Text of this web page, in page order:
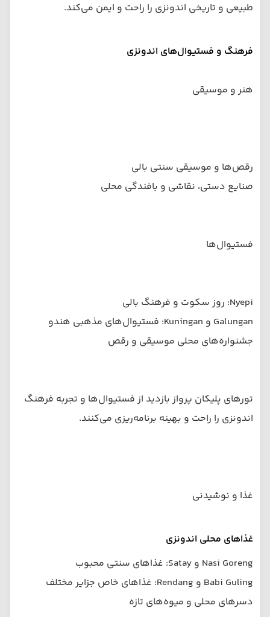
طبیعی و تاریخی اندونزی را راحت و ایمن می‌کند.
فرهنگ و فستیوال‌های اندونزی
هنر و موسیقی
رقص‌ها و موسیقی سنتی بالی
صنایع دستی، نقاشی و بافندگی محلی
فستیوال‌ها
Nyepi: روز سکوت و فرهنگ بالی
Galungan و Kuningan: فستیوال‌های مذهبی هندو
جشنواره‌های محلی موسیقی و رقص
تورهای پلیکان پرواز بازدید از فستیوال‌ها و تجربه فرهنگ
اندونزی را راحت و بهینه برنامه‌ریزی می‌کنند.
غذا و نوشیدنی
غذاهای محلی اندونزی
Nasi Goreng و Satay: غذاهای سنتی محبوب
Babi Guling و Rendang: غذاهای خاص جزایر مختلف
دسرهای محلی و میوه‌های تازه